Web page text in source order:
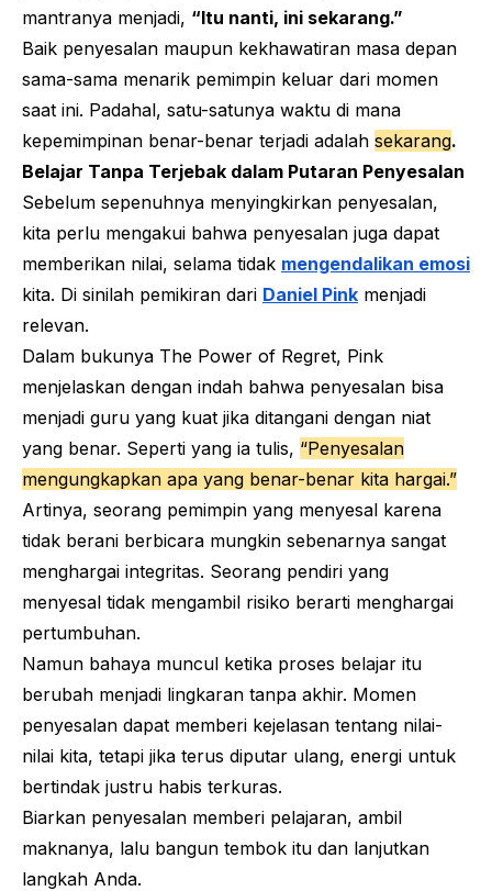
mantranya menjadi, “Itu nanti, ini sekarang.”
Baik penyesalan maupun kekhawatiran masa depan
sama-sama menarik pemimpin keluar dari momen
saat ini. Padahal, satu-satunya waktu di mana
kepemimpinan benar-benar terjadi adalah sekarang.
Belajar Tanpa Terjebak dalam Putaran Penyesalan
Sebelum sepenuhnya menyingkirkan penyesalan,
kita perlu mengakui bahwa penyesalan juga dapat
memberikan nilai, selama tidak mengendalikan emosi
kita. Di sinilah pemikiran dari Daniel Pink menjadi
relevan.
Dalam bukunya The Power of Regret, Pink
menjelaskan dengan indah bahwa penyesalan bisa
menjadi guru yang kuat jika ditangani dengan niat
yang benar. Seperti yang ia tulis, “Penyesalan
mengungkapkan apa yang benar-benar kita hargai.”
Artinya, seorang pemimpin yang menyesal karena
tidak berani berbicara mungkin sebenarnya sangat
menghargai integritas. Seorang pendiri yang
menyesal tidak mengambil risiko berarti menghargai
pertumbuhan.
Namun bahaya muncul ketika proses belajar itu
berubah menjadi lingkaran tanpa akhir. Momen
penyesalan dapat memberi kejelasan tentang nilai-
nilai kita, tetapi jika terus diputar ulang, energi untuk
bertindak justru habis terkuras.
Biarkan penyesalan memberi pelajaran, ambil
maknanya, lalu bangun tembok itu dan lanjutkan
langkah Anda.